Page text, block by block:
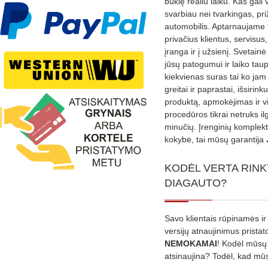
svarbiau nei tvarkingas,
automobilis. Aptarnaujame
privačius klientus,
įranga ir į užsienį.
jūsų patogumui ir laiko
kiekvienas suras tai ko
greitai ir paprastai,
produktą, apmokėjimas ir
procedūros tikrai netruks
minučių. Įrenginių
kokybė, tai mūsų garantija
KODĖL VERTA
DIAGAUTO?
Savo klientais rūpinamės
versijų atnaujinimus
NEMOKAMAI! Kodėl
atsinaujina? Todėl, kad